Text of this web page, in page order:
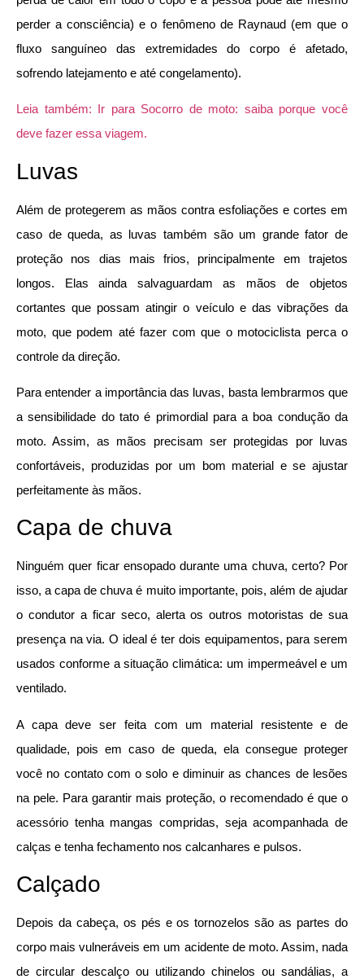
perder a consciência) e o fenômeno de Raynaud (em que o
fluxo sanguíneo das extremidades do corpo é afetado,
sofrendo latejamento e até congelamento).
Leia também: Ir para Socorro de moto: saiba porque você
deve fazer essa viagem.
Luvas
Além de protegerem as mãos contra esfoliações e cortes em
caso de queda, as luvas também são um grande fator de
proteção nos dias mais frios, principalmente em trajetos
longos. Elas ainda salvaguardam as mãos de objetos
cortantes que possam atingir o veículo e das vibrações da
moto, que podem até fazer com que o motociclista perca o
controle da direção.
Para entender a importância das luvas, basta lembrarmos que
a sensibilidade do tato é primordial para a boa condução da
moto. Assim, as mãos precisam ser protegidas por luvas
confortáveis, produzidas por um bom material e se ajustar
perfeitamente às mãos.
Capa de chuva
Ninguém quer ficar ensopado durante uma chuva, certo? Por
isso, a capa de chuva é muito importante, pois, além de ajudar
o condutor a ficar seco, alerta os outros motoristas de sua
presença na via. O ideal é ter dois equipamentos, para serem
usados conforme a situação climática: um impermeável e um
ventilado.
A capa deve ser feita com um material resistente e de
qualidade, pois em caso de queda, ela consegue proteger
você no contato com o solo e diminuir as chances de lesões
na pele. Para garantir mais proteção, o recomendado é que o
acessório tenha mangas compridas, seja acompanhada de
calças e tenha fechamento nos calcanhares e pulsos.
Calçado
Depois da cabeça, os pés e os tornozelos são as partes do
corpo mais vulneráveis em um acidente de moto. Assim, nada
de circular descalço ou utilizando chinelos ou sandálias, a